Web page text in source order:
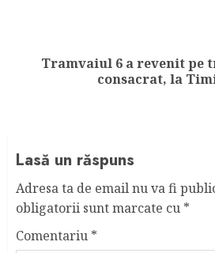
NextTramvaiul 6 a revenit pe
consacrat, la
Lasă un răspuns
Adresa ta de email nu va fi
obligatorii sunt marcate cu *
Comentariu *